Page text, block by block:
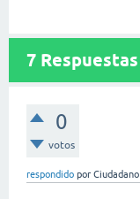
7 Respuestas
0
votos
respondido por Ciudadano